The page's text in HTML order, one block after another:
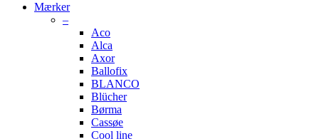
Mærker
–
Aco
Alca
Axor
Ballofix
BLANCO
Blücher
Børma
Cassøe
Cool line